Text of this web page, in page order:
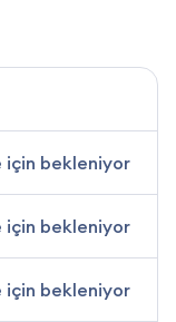
için bekleniyor
için bekleniyor
için bekleniyor